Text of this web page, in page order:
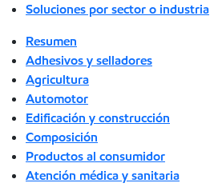
Soluciones por sector o industria
Resumen
Adhesivos y selladores
Agricultura
Automotor
Edificación y construcción
Composición
Productos al consumidor
Atención médica y sanitaria